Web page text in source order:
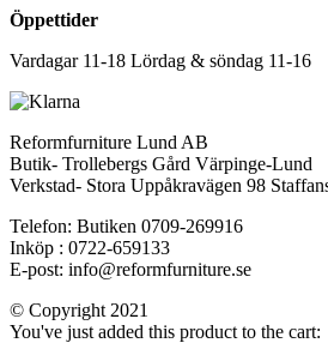
Öppettider
Vardagar 11-18 Lördag & söndag 11-16
Reformfurniture Lund AB
Butik- Trollebergs Gård Värpinge-Lund
Verkstad- Stora Uppåkravägen 98
Telefon: Butiken 0709-269916
Inköp : 0722-659133
E-post: info@reformfurniture.se
© Copyright 2021
You've just added this product to the cart: